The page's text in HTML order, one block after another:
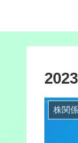
株関係